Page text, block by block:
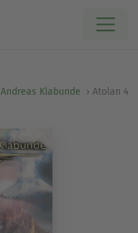
Andreas Klabunde Atolan 4